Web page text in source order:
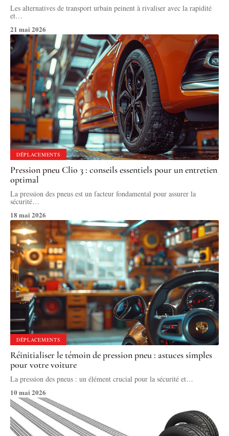
Les alternatives de transport urbain peinent à rivaliser avec la rapidité
et…
21 mai 2026
DÉPLACEMENTS
Pression pneu Clio 3 : conseils essentiels pour un entretien
optimal
La pression des pneus est un facteur fondamental pour assurer la
sécurité…
18 mai 2026
DÉPLACEMENTS
Réinitialiser le témoin de pression pneu : astuces simples
pour votre voiture
La pression des pneus : un élément crucial pour la sécurité et…
10 mai 2026